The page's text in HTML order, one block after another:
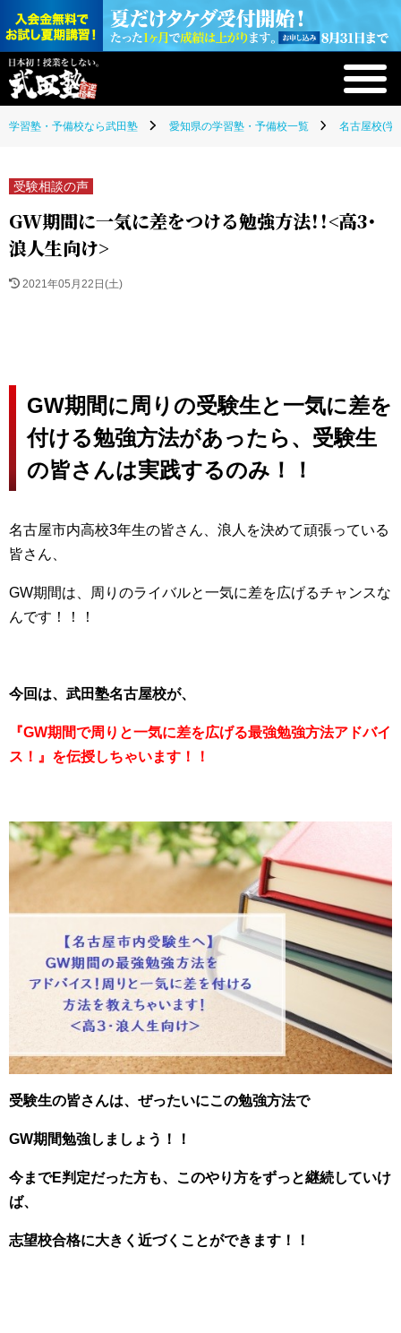
学習塾・予備校なら武田塾 愛知県の学習塾・予備校一覧 名古屋校(学
受験相談の声
GW期間に一気に差をつける勉強方法！！<高3・
浪人生向け>
2021年05月22日(土)
GW期間に周りの受験生と一気に差を
付ける勉強方法があったら、受験生
の皆さんは実践するのみ！！
名古屋市内高校3年生の皆さん、浪人を決めて頑張っている
皆さん、
GW期間は、周りのライバルと一気に差を広げるチャンスな
んです！！！
今回は、武田塾名古屋校が、
『GW期間で周りと一気に差を広げる最強勉強方法アドバイ
ス！』を伝授しちゃいます！！
受験生の皆さんは、ぜったいにこの勉強方法で
GW期間勉強しましょう！！
今までE判定だった方も、このやり方をずっと継続していけ
ば、
志望校合格に大きく近づくことができます！！